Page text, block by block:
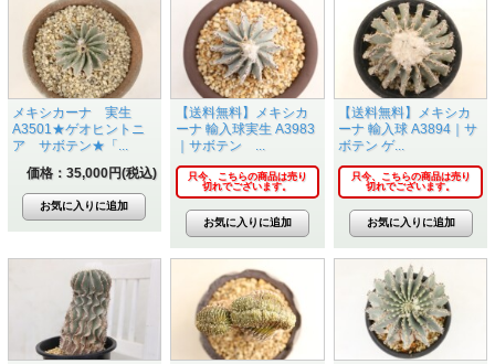
メキシカーナ 実生
A3501★ゲオヒントニ
ア サボテン★「...
価格：35,000円(税込)
【送料無料】メキシカ
ーナ 輸入球実生 A3983
｜サボテン ...
只今、こちらの商品は売り
切れでございます。
【送料無料】メキシカ
ーナ 輸入球 A3894｜サ
ボテン ゲ...
只今、こちらの商品は売り
切れでございます。